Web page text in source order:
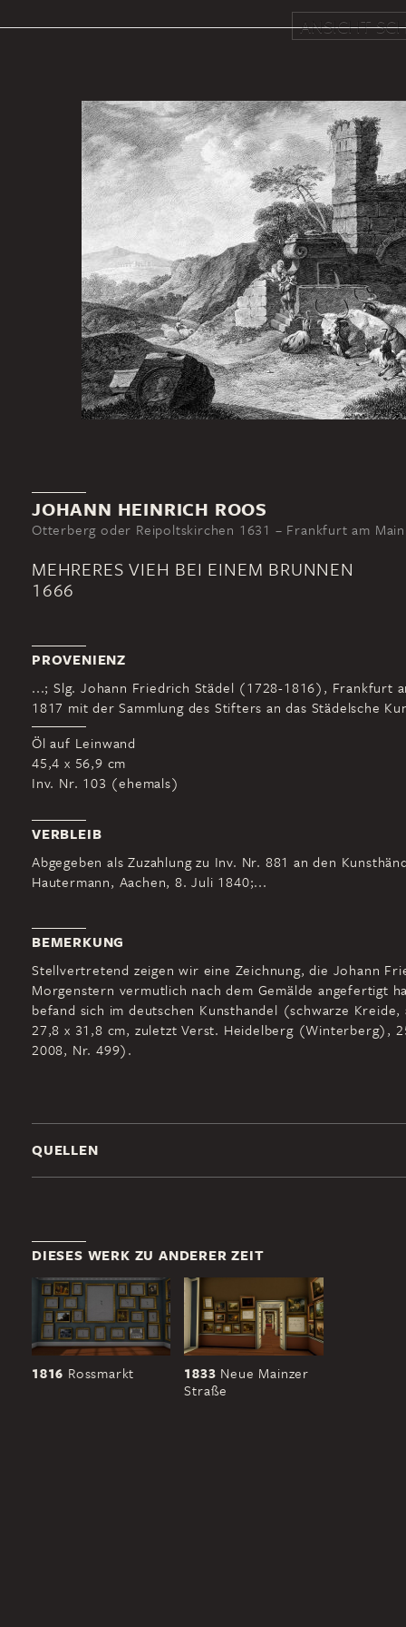
ANSICHT
JOHANN HEINRICH ROOS
Otterberg oder Reipoltskirchen 1631 – Frankfurt am
MEHRERES VIEH BEI EINEM BRUNNEN
1666
PROVENIENZ
...; Slg. Johann Friedrich Städel (1728-1816), Frankfurt
1817 mit der Sammlung des Stifters an das Städelsche
Öl auf Leinwand
45,4 x 56,9 cm
Inv. Nr. 103 (ehemals)
VERBLEIB
Abgegeben als Zuzahlung zu Inv. Nr. 881 an den
Hautermann, Aachen, 8. Juli 1840;...
BEMERKUNG
Stellvertretend zeigen wir eine Zeichnung, die Johann
Morgenstern vermutlich nach dem Gemälde angefertigt
befand sich im deutschen Kunsthandel (schwarze
27,8 x 31,8 cm, zuletzt Verst. Heidelberg (Winterberg),
2008, Nr. 499).
QUELLEN
DIESES WERK ZU ANDERER ZEIT
1816 Rossmarkt 1833 Neue Mainzer
Straße